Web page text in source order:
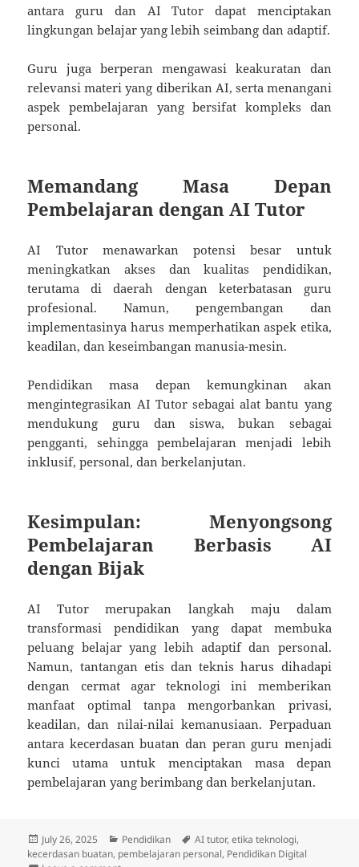
antara guru dan AI Tutor dapat menciptakan
lingkungan belajar yang lebih seimbang dan adaptif.
Guru juga berperan mengawasi keakuratan dan
relevansi materi yang diberikan AI, serta menangani
aspek pembelajaran yang bersifat kompleks dan
personal.
Memandang Masa Depan
Pembelajaran dengan AI Tutor
AI Tutor menawarkan potensi besar untuk
meningkatkan akses dan kualitas pendidikan,
terutama di daerah dengan keterbatasan guru
profesional. Namun, pengembangan dan
implementasinya harus memperhatikan aspek etika,
keadilan, dan keseimbangan manusia-mesin.
Pendidikan masa depan kemungkinan akan
mengintegrasikan AI Tutor sebagai alat bantu yang
mendukung guru dan siswa, bukan sebagai
pengganti, sehingga pembelajaran menjadi lebih
inklusif, personal, dan berkelanjutan.
Kesimpulan: Menyongsong
Pembelajaran Berbasis AI
dengan Bijak
AI Tutor merupakan langkah maju dalam
transformasi pendidikan yang dapat membuka
peluang belajar yang lebih adaptif dan personal.
Namun, tantangan etis dan teknis harus dihadapi
dengan cermat agar teknologi ini memberikan
manfaat optimal tanpa mengorbankan privasi,
keadilan, dan nilai-nilai kemanusiaan. Perpaduan
antara kecerdasan buatan dan peran guru menjadi
kunci utama untuk menciptakan masa depan
pembelajaran yang berimbang dan berkelanjutan.
Posted
on
July 26, 2025 Categories
Pendidikan Tags
AI tutor,etika teknologi,
kecerdasan buatan, pembelajaran personal, Pendidikan Digital